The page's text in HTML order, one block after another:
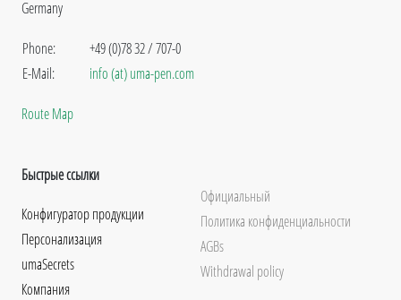
Germany
Phone:
E-Mail:
+49 (0)78 32 / 707-0
info (at) uma-pen.com
Route Map
Быстрые ссылки
Конфигуратор продукции
Персонализация
umaSecrets
Компания
Официальный
Политика конфиденциальности
AGBs
Withdrawal policy